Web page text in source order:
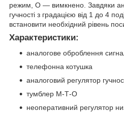
режим, О — вимкнено. Завдяки
гучності з градацією від 1 до 4
встановити необхідний рівень
Характеристики:
аналогове оброблення
телефонна котушка
аналоговий регулятор
тумблер М-Т-О
неоперативний регулятор